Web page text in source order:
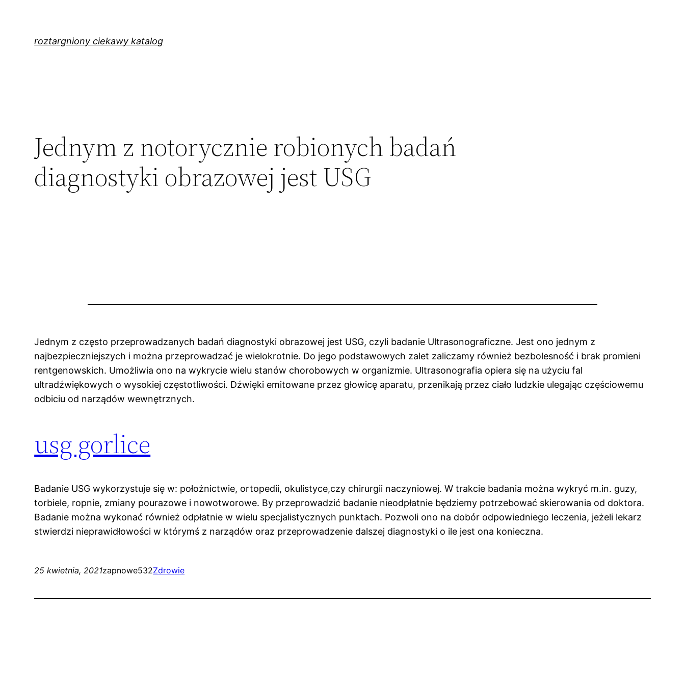
roztargniony ciekawy katalog
Jednym z notorycznie robionych badań
diagnostyki obrazowej jest USG
Jednym z często przeprowadzanych badań diagnostyki obrazowej jest USG, czyli badanie Ultrasonograficzne. Jest ono jednym z
najbezpieczniejszych i można przeprowadzać je wielokrotnie. Do jego podstawowych zalet zaliczamy również bezbolesność i brak promieni
rentgenowskich. Umożliwia ono na wykrycie wielu stanów chorobowych w organizmie. Ultrasonografia opiera się na użyciu fal
ultradźwiękowych o wysokiej częstotliwości. Dźwięki emitowane przez głowicę aparatu, przenikają przez ciało ludzkie ulegając częściowemu
odbiciu od narządów wewnętrznych.
usg gorlice
Badanie USG wykorzystuje się w: położnictwie, ortopedii, okulistyce,czy chirurgii naczyniowej. W trakcie badania można wykryć m.in. guzy,
torbiele, ropnie, zmiany pourazowe i nowotworowe. By przeprowadzić badanie nieodpłatnie będziemy potrzebować skierowania od doktora.
Badanie można wykonać również odpłatnie w wielu specjalistycznych punktach. Pozwoli ono na dobór odpowiedniego leczenia, jeżeli lekarz
stwierdzi nieprawidłowości w którymś z narządów oraz przeprowadzenie dalszej diagnostyki o ile jest ona konieczna.
25 kwietnia, 2021zapnowe532Zdrowie